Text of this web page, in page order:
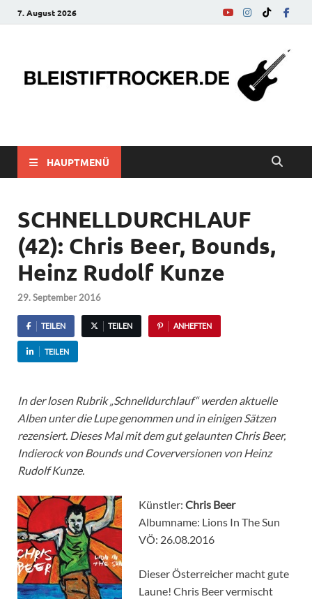
7. August 2026
bleistiftrocker.de
HAUPTMENÜ
SCHNELLDURCHLAUF
(42): Chris Beer, Bounds,
Heinz Rudolf Kunze
29. September 2016
TEILEN TEILEN ANHEFTEN
TEILEN
In der losen Rubrik „Schnelldurchlauf“ werden aktuelle
Alben unter die Lupe genommen und in einigen Sätzen
rezensiert. Dieses Mal mit dem gut gelaunten Chris Beer,
Indierock von Bounds und Coverversionen von Heinz
Rudolf Kunze.
Künstler: Chris Beer
Albumname: Lions In The Sun
VÖ: 26.08.2016
Dieser Österreicher macht gute
Laune! Chris Beer vermischt